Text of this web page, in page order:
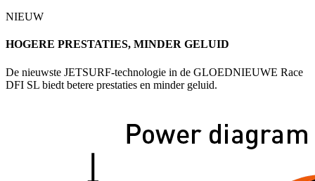
NIEUW
HOGERE PRESTATIES, MINDER GELUID
De nieuwste JETSURF-technologie in de GLOEDNIEUWE Race
DFI SL biedt betere prestaties en minder geluid.